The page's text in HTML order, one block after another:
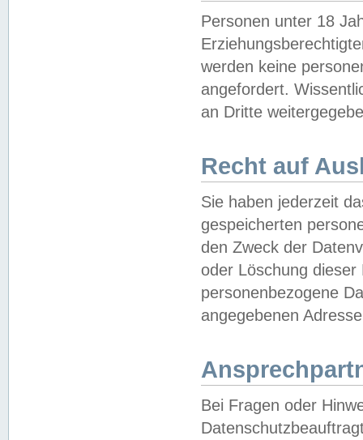
Personen unter 18
werden keine
angefordert.
an Dritte
Recht auf
Sie haben jederzeit
gespeicherten
den Zweck der
oder Löschung
personenbezogene
angegebenen
Bei Fragen oder